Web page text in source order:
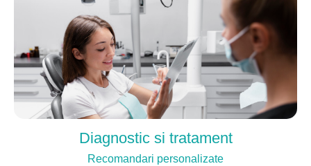
Diagnostic si tratament
Recomandari personalizate